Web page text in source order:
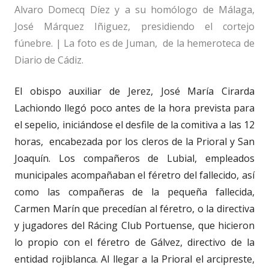
Alvaro Domecq Díez y a su homólogo de Málaga,
José Márquez Iñiguez, presidiendo el cortejo
fúnebre. | La foto es de Juman, de la hemeroteca de
Diario de Cádiz.
El obispo auxiliar de Jerez, José María Cirarda
Lachiondo llegó poco antes de la hora prevista para
el sepelio, iniciándose el desfile de la comitiva a las 12
horas, encabezada por los cleros de la Prioral y San
Joaquín. Los compañeros de Lubial, empleados
municipales acompañaban el féretro del fallecido, así
como las compañeras de la pequeña fallecida,
Carmen Marín que precedían al féretro, o la directiva
y jugadores del Rácing Club Portuense, que hicieron
lo propio con el féretro de Gálvez, directivo de la
entidad rojiblanca. Al llegar a la Prioral el arcipreste,